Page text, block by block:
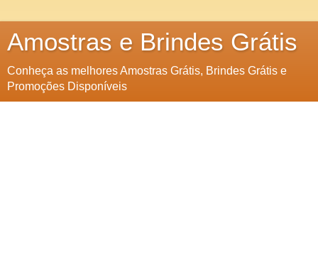
Amostras e Brindes Grátis
Conheça as melhores Amostras Grátis, Brindes Grátis e
Promoções Disponíveis